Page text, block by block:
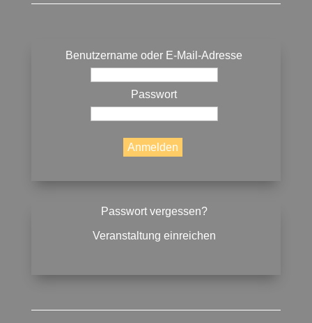
Benutzername oder E-Mail-Adresse
Passwort
Passwort vergessen?
Veranstaltung einreichen